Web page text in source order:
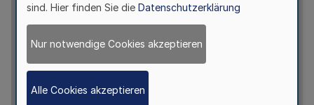
sind. Hier finden Sie die Datenschutzerklärung
Nur notwendige Cookies akzeptieren
Alle Cookies akzeptieren